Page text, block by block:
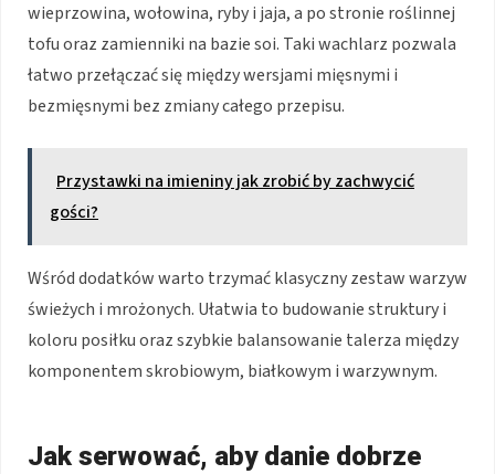
wieprzowina, wołowina, ryby i jaja, a po stronie roślinnej
tofu oraz zamienniki na bazie soi. Taki wachlarz pozwala
łatwo przełączać się między wersjami mięsnymi i
bezmięsnymi bez zmiany całego przepisu.
Przystawki na imieniny jak zrobić by zachwycić
gości?
Wśród dodatków warto trzymać klasyczny zestaw warzyw
świeżych i mrożonych. Ułatwia to budowanie struktury i
koloru posiłku oraz szybkie balansowanie talerza między
komponentem skrobiowym, białkowym i warzywnym.
Jak serwować, aby danie dobrze